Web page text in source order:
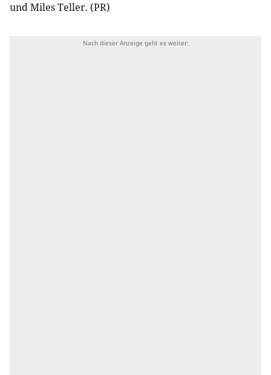
und Miles Teller. (PR)